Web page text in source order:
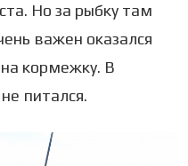
Но за рыбку там
важен оказался
кормежку. В
питался.